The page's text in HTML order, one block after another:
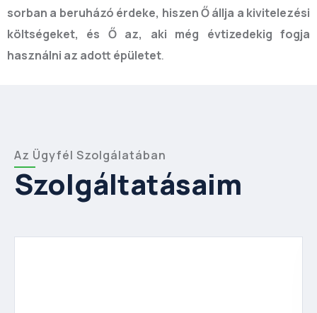
sorban a beruházó érdeke, hiszen Ő állja a kivitelezési
költségeket, és Ő az, aki még évtizedekig fogja
használni az adott épületet.
Az Ügyfél Szolgálatában
Szolgáltatásaim